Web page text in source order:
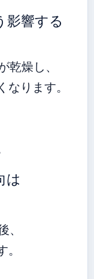
影響する
燥し、
ります。
は